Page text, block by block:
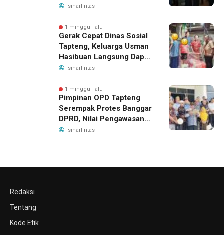
Bantuan Program
sinarlintas
1 minggu lalu
Gerak Cepat Dinas Sosial
Tapteng, Keluarga Usman
Hasibuan Langsung Dapat
Bantuan dan Penanganan
sinarlintas
1 minggu lalu
Pimpinan OPD Tapteng
Serempak Protes Banggar
DPRD, Nilai Pengawasan
Bergeser Jadi
sinarlintas
Redaksi
Tentang
Kode Etik